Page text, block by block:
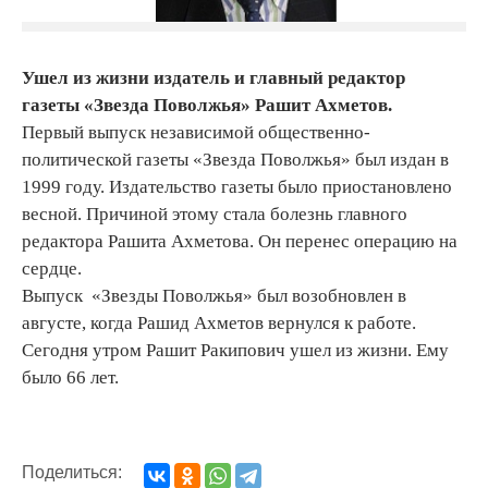
Ушел из жизни издатель и главный редактор
газеты «Звезда Поволжья» Рашит Ахметов.
Первый выпуск независимой общественно-
политической газеты «Звезда Поволжья» был издан в
1999 году. Издательство газеты было приостановлено
весной. Причиной этому стала болезнь главного
редактора Рашита Ахметова. Он перенес операцию на
сердце.
Выпуск «Звезды Поволжья» был возобновлен в
августе, когда Рашид Ахметов вернулся к работе.
Сегодня утром Рашит Ракипович ушел из жизни. Ему
было 66 лет.
Поделиться: